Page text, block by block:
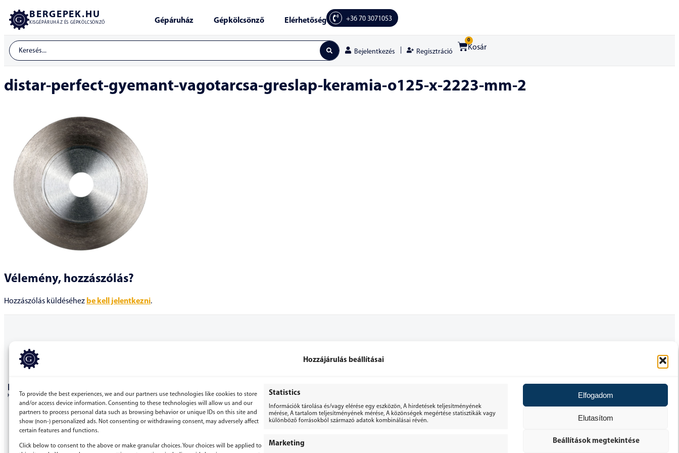
Hozzájárulás beállításai
To provide the best experiences, we and our partners use technologies like cookies to store
and/or access device information. Consenting to these technologies will allow us and our
partners to process personal data such as browsing behavior or unique IDs on this site and
show (non-) personalized ads. Not consenting or withdrawing consent, may adversely affect
certain features and functions.
Click below to consent to the above or make granular choices. Your choices will be applied to
Statistics
Információk tárolása és/vagy elérése egy eszközön, A hirdetések teljesítményének
mérése, A tartalom teljesítményének mérése, A közönségek megértése statisztikák vagy
különböző forrásokból származó adatok kombinálásai révén.
Marketing
Elfogadom
Elutasítom
Beállítások megtekintése
BERGEPEK.HU
KISGÉPÁRUHÁZ ÉS GÉPKÖLCSÖNZŐ Gépáruház Gépkölcsönző Elérhetőség +36 70 3071053
Bejelentkezés Regisztráció
0
Kosár
distar-perfect-gyemant-vagotarcsa-greslap-keramia-o125-x-2223-mm-2
Vélemény, hozzászólás?
Hozzászólás küldéséhez be kell jelentkezni.
BERGEPEK.HU
KISGÉPÁRUHÁZ ÉS GÉPKÖLCSÖNZŐ
Bérgépek Gépáruház Kereskedelmi Kft.
4173 Nagyrábé, Esze Tamás utca 28.
Adószám: 32977923-2-09
+36 70 3071053
bergepek@gmail.com
ÁLTALÁNOS SZERZŐDÉSI FELTÉTELEK
30 NAPOS ELÁLLÁSI JOG